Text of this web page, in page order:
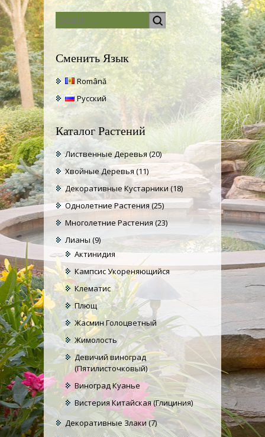
Сменить Язык
Română
Русский
Каталог Растений
Лиственные Деревья(20)
Хвойные Деревья (11)
Декоративные Кустарники (18)
Однолетние Растения(25)
Многолетние Растения (23)
Лианы (9)
Актинидия
Кампсис Укореняющийся
Клематис
Плющ
Жасмин Голоцветный
Жимолость
Девичий виноград
(Пятилисточковый)
Виноград Куанье
Вистерия Китайская (Глициния)
Декоративные Злаки(7)